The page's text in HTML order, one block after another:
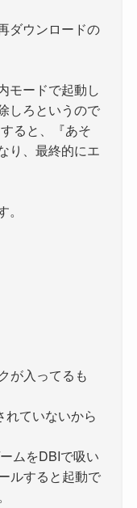
ダウンロードの
モードで起動し
しろというので
ると、『あそ
り、最終的にエ
が入ってるも
ていないから
ムをDBIで吸い
ルすると起動で